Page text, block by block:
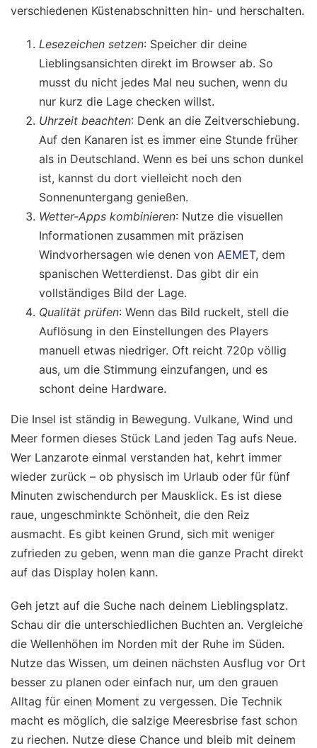
verschiedenen Küstenabschnitten hin- und herschalten.
Lesezeichen setzen: Speicher dir deine
Lieblingsansichten direkt im Browser ab. So
musst du nicht jedes Mal neu suchen, wenn du
nur kurz die Lage checken willst.
Uhrzeit beachten: Denk an die Zeitverschiebung.
Auf den Kanaren ist es immer eine Stunde früher
als in Deutschland. Wenn es bei uns schon dunkel
ist, kannst du dort vielleicht noch den
Sonnenuntergang genießen.
Wetter-Apps kombinieren: Nutze die visuellen
Informationen zusammen mit präzisen
Windvorhersagen wie denen von AEMET, dem
spanischen Wetterdienst. Das gibt dir ein
vollständiges Bild der Lage.
Qualität prüfen: Wenn das Bild ruckelt, stell die
Auflösung in den Einstellungen des Players
manuell etwas niedriger. Oft reicht 720p völlig
aus, um die Stimmung einzufangen, und es
schont deine Hardware.
Die Insel ist ständig in Bewegung. Vulkane, Wind und
Meer formen dieses Stück Land jeden Tag aufs Neue.
Wer Lanzarote einmal verstanden hat, kehrt immer
wieder zurück – ob physisch im Urlaub oder für fünf
Minuten zwischendurch per Mausklick. Es ist diese
raue, ungeschminkte Schönheit, die den Reiz
ausmacht. Es gibt keinen Grund, sich mit weniger
zufrieden zu geben, wenn man die ganze Pracht direkt
auf das Display holen kann.
Geh jetzt auf die Suche nach deinem Lieblingsplatz.
Schau dir die unterschiedlichen Buchten an. Vergleiche
die Wellenhöhen im Norden mit der Ruhe im Süden.
Nutze das Wissen, um deinen nächsten Ausflug vor Ort
besser zu planen oder einfach nur, um den grauen
Alltag für einen Moment zu vergessen. Die Technik
macht es möglich, die salzige Meeresbrise fast schon
zu riechen. Nutze diese Chance und bleib mit deinem